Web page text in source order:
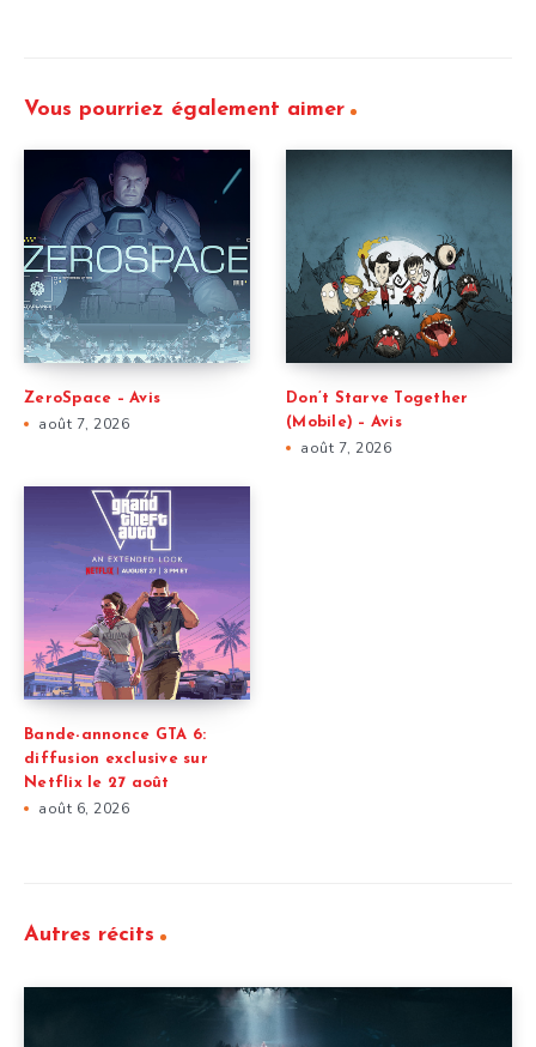
Vous pourriez également aimer
ZeroSpace – Avis
août 7, 2026
Don’t Starve Together
(Mobile) – Avis
août 7, 2026
Bande-annonce GTA 6:
diffusion exclusive sur
Netflix le 27 août
août 6, 2026
Autres récits